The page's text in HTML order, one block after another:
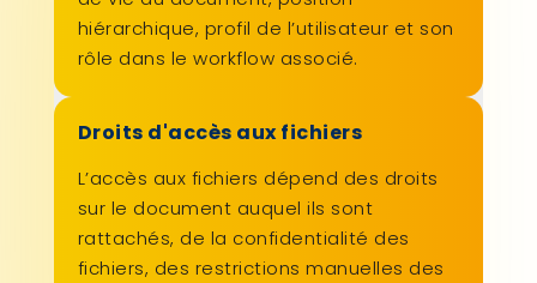
hiérarchique, profil de l’utilisateur et son
rôle dans le workflow associé.
Droits d'accès aux fichiers
L’accès aux fichiers dépend des droits
sur le document auquel ils sont
rattachés, de la confidentialité des
fichiers, des restrictions manuelles des